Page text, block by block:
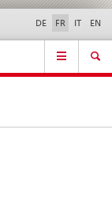
Contact | Support &
aide
DE FR IT EN